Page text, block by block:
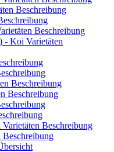
Beschreibung
Beschreibung
- Koi Varietäten
Beschreibung
Beschreibung
Beschreibung